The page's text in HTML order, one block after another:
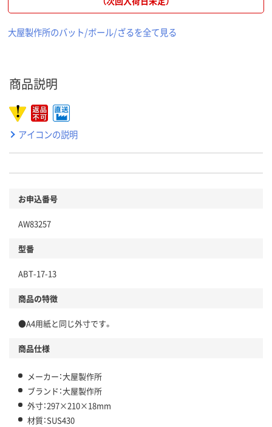
大屋製作所のバット/ボール/ざるを全て見る
商品説明
アイコンの説明
お申込番号
AW83257
型番
ABT-17-13
商品の特徴
●A4用紙と同じ外寸です。
商品仕様
メーカー：大屋製作所
ブランド：大屋製作所
外寸：297×210×18mm
材質：SUS430